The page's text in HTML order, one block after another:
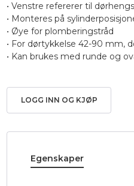
• Venstre refererer til
• Monteres på
• Øye for plomberingstråd
• For dørtykkelse 42-90 mm,
• Kan brukes med runde og
LOGG INN OG KJØP
Egenskaper